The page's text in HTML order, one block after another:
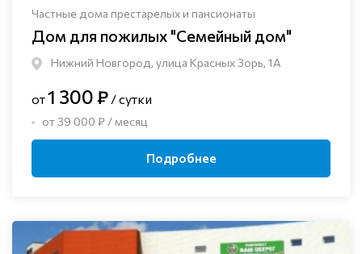
Частные дома престарелых и пансионаты
Дом для пожилых "Семейный дом"
Нижний Новгород, улица Красных Зорь, 1А
от1 300 ₽ / сутки
от 39 000 ₽ / месяц
Подробнее